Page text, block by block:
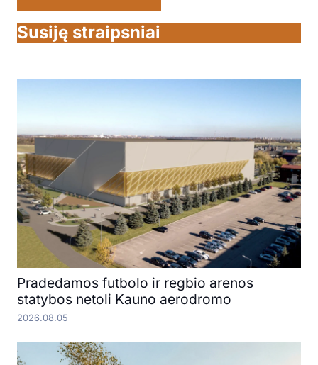
Susiję straipsniai
Pradedamos futbolo ir regbio arenos
statybos netoli Kauno aerodromo
2026.08.05